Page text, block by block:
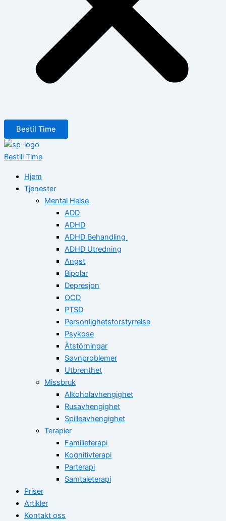
Bestil Time
Bestill Time
Hjem
Tjenester
Mental Helse
ADD
ADHD
ADHD Behandling
ADHD Utredning
Angst
Bipolar
Depresjon
OCD
PTSD
Personlighetsforstyrrelse
Psykose
Ätstörningar
Søvnproblemer
Utbrenthet
Missbruk
Alkoholavhengighet
Rusavhengighet
Spilleavhengighet
Terapier
Familieterapi
Kognitivterapi
Parterapi
Samtaleterapi
Priser
Artikler
Kontakt oss